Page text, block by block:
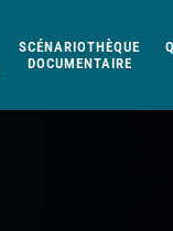
SCÉNARIOTHÈQUE
DOCUMENTAIRE